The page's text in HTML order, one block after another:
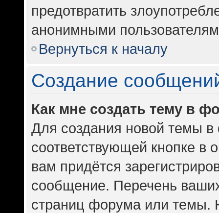
предотвратить
анонимными
Вернуться к началу
Создание
Как мне создать тему в
Для создания новой темы
соответствующей кнопке
вам придётся
сообщение. Перечень
страниц форума или темы.